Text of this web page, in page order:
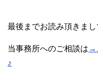
最後までお読み頂きまし
当事務所へのご相談は →
♪